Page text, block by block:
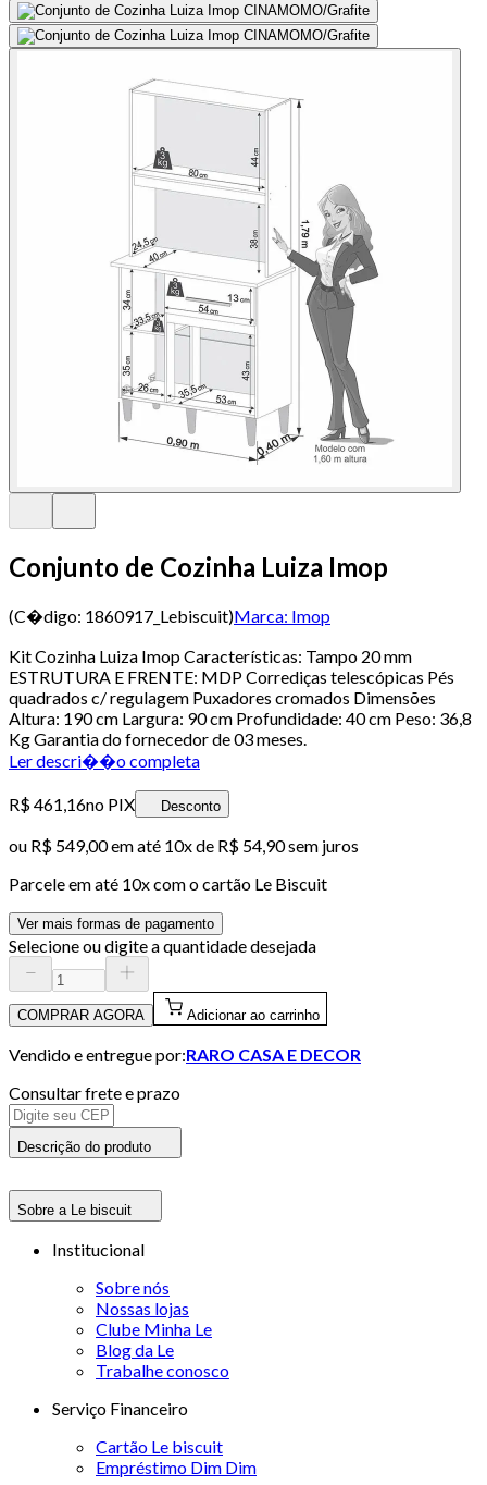
Conjunto de Cozinha Luiza Imop
(C�digo: 1860917_Lebiscuit)Marca: Imop
Kit Cozinha Luiza Imop Características: Tampo 20 mm
ESTRUTURA E FRENTE: MDP Corrediças telescópicas Pés
quadrados c/ regulagem Puxadores cromados Dimensões
Altura: 190 cm Largura: 90 cm Profundidade: 40 cm Peso: 36,8
Kg Garantia do fornecedor de 03 meses.
Ler descri��o completa
R$ 461,16no PIX Desconto
ou R$ 549,00em até 10x de R$ 54,90 sem juros
Parcele em até 10x com o cartão Le Biscuit
Ver mais formas de pagamento
Selecione ou digite a quantidade desejada
COMPRAR AGORA Adicionar ao carrinho
Vendido e entregue por:RARO CASA E DECOR
Consultar frete e prazo
Descrição do produto
Sobre a Le biscuit
Institucional
Sobre nós
Nossas lojas
Clube Minha Le
Blog da Le
Trabalhe conosco
Serviço Financeiro
Cartão Le biscuit
Empréstimo Dim Dim